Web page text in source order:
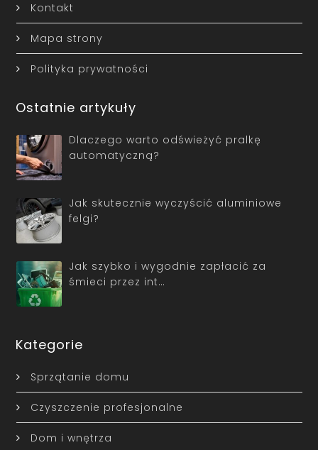
Kontakt
Mapa strony
Polityka prywatności
Ostatnie artykuły
Dlaczego warto odświeżyć pralkę
automatyczną?
Jak skutecznie wyczyścić aluminiowe
felgi?
Jak szybko i wygodnie zapłacić za
śmieci przez int…
Kategorie
Sprzątanie domu
Czyszczenie profesjonalne
Dom i wnętrza